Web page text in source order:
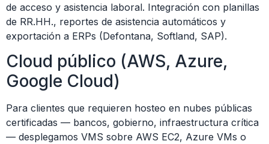
de acceso y asistencia laboral. Integración con planillas
de RR.HH., reportes de asistencia automáticos y
exportación a ERPs (Defontana, Softland, SAP).
Cloud público (AWS, Azure,
Google Cloud)
Para clientes que requieren hosteo en nubes públicas
certificadas — bancos, gobierno, infraestructura crítica
— desplegamos VMS sobre AWS EC2, Azure VMs o